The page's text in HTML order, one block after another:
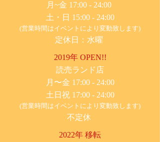
月~金 17:00 - 24:00
土・日 15:00 - 24:00
(営業時間はイベントにより変動致します)
定休日：水曜
2019年 OPEN!!
​読売ランド店
月〜金 17:00 - 24:00
土日祝 17:00 - 24:00
(営業時間はイベントにより変動致します)
不定休
2022年 移転